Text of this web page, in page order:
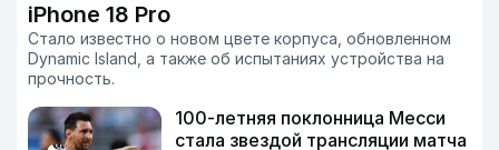
iPhone 18 Pro
Стало известно о новом цвете корпуса, обновленном
Dynamic Island, а также об испытаниях устройства на
прочность.
100-летняя поклонница Месси
стала звездой трансляции матча